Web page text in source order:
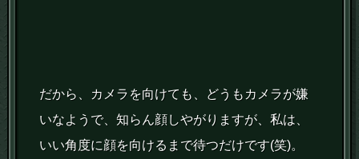
だから、カメラを向けても、どうもカメラが嫌
いなようで、知らん顔しやがりますが、私は、
いい角度に顔を向けるまで待つだけです(笑)。